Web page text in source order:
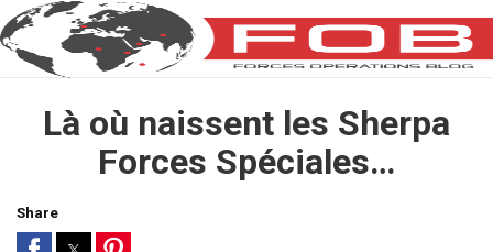
Là où naissent les Sherpa
Forces Spéciales…
Share